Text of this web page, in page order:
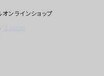
ンラインショップ